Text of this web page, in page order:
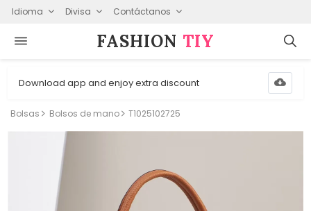
Idioma Divisa Contáctanos
FASHION⁠ TIY
Download app and enjoy extra discount
Bolsas Bolsos de mano T1025102725